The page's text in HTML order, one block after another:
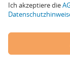
Ich akzeptiere die